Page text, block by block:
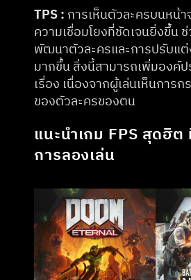
TPS : การเห็นตัวละครบนหน้
ความเชื่อมโยงที่ชัดเจนยิ่งขึ้น
พัฒนาตัวละครและการปรับแ
มากขึ้น สิ่งนี้สามารถเพิ่มองค์ป
เรื่อง เนื่องจากผู้เล่นเห็นการ
ของตัวละครของตน​
แนะนำเกม FPS สุดฮิ
การลองเล่น